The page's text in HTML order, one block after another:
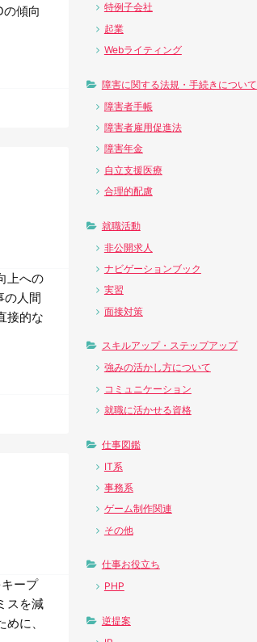
傾向
上への
の人間
接的な
ープ
スを減
に、
特例子会社
起業
Webライティング
障害に関する法規・手続きについて
障害者手帳
障害者雇用促進法
障害年金
自立支援医療
合理的配慮
就職活動
非公開求人
ナビゲーションブック
実習
面接対策
スキルアップ・ステップアップ
強みの活かし方について
コミュニケーション
就職に活かせる資格
仕事図鑑
IT系
事務系
ゲーム制作関連
その他
仕事お役立ち
PHP
逆提案